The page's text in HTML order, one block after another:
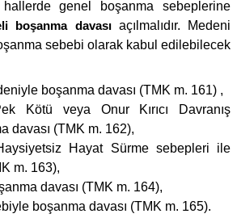
hallerde genel boşanma sebeplerine
boşanma davasıaçılmalıdır. Medeni
sebebi olarak kabul edilebilecek
boşanma davası (TMK m. 161) ,
Kötü veya Onur Kırıcı Davranış
davası (TMK m. 162),
Hayat Sürme sebepleri ile
m. 163),
davası (TMK m. 164),
boşanma davası (TMK m. 165).